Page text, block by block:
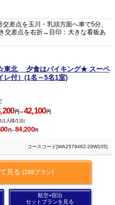
交差点を玉川・乳頭方面へ車で5分、
交差点を右折→目印：大きな看板あ
東北 夕食はバイキング★ スーペ
レ付）(1名～5名1室)
円～42,100円
1人様/1泊）
円～84,200円
コースコード[WA2579462-29W105]
見る (288プラン)
航空+宿泊
セットプランを見る